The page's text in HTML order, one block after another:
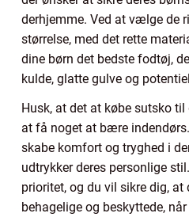
derhjemme. Ved at vælge de
størrelse, med det rette
dine børn det bedste fodtøj,
kulde, glatte gulve og
Husk, at det at købe sutsko
at få noget at bære
skabe komfort og tryghed i
udtrykker deres personlige
prioritet, og du vil sikre dig, at
behagelige og beskyttede,